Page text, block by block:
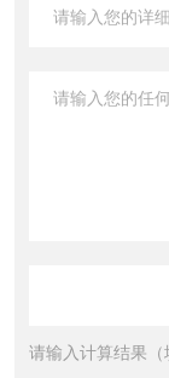
请输入计算结果